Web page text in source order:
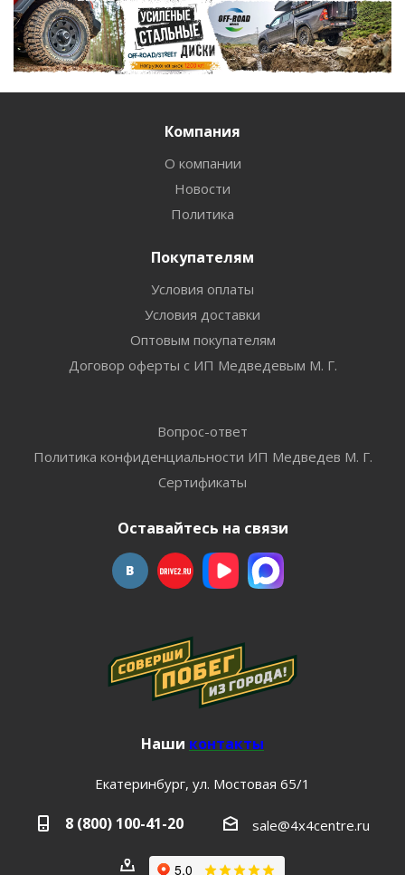
Компания
О компании
Новости
Политика
Покупателям
Условия оплаты
Условия доставки
Оптовым покупателям
Договор оферты с ИП Медведевым М. Г.
Вопрос-ответ
Политика конфиденциальности ИП Медведев М. Г.
Сертификаты
Оставайтесь на связи
Наши контакты
Екатеринбург, ул. Мостовая 65/1
8 (800) 100-41-20 sale@4x4centre.ru